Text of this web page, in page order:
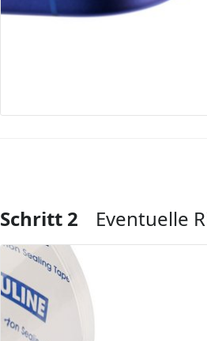
Kommentar hinzufügen
Schritt 2 Eventuelle